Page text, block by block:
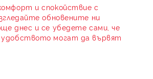
и спокойствие с
обновените ни
днес и се убедете сами, че
могат да вървят